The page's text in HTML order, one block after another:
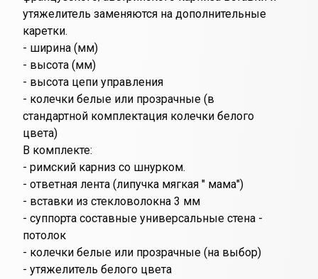
утяжелитель заменяются на дополнительные
каретки.
- ширина (мм)
- высота (мм)
- высота цепи управления
- колечки белые или прозрачные (в
стандартной комплектация колечки белого
цвета)
В комплекте:
- римский карниз со шнурком.
- ответная лента (липучка мягкая " мама")
- вставки из стекловолокна 3 мм
- суппорта составные универсальные стена -
потолок
- колечки белые или прозрачные (на выбор)
- утяжелитель белого цвета